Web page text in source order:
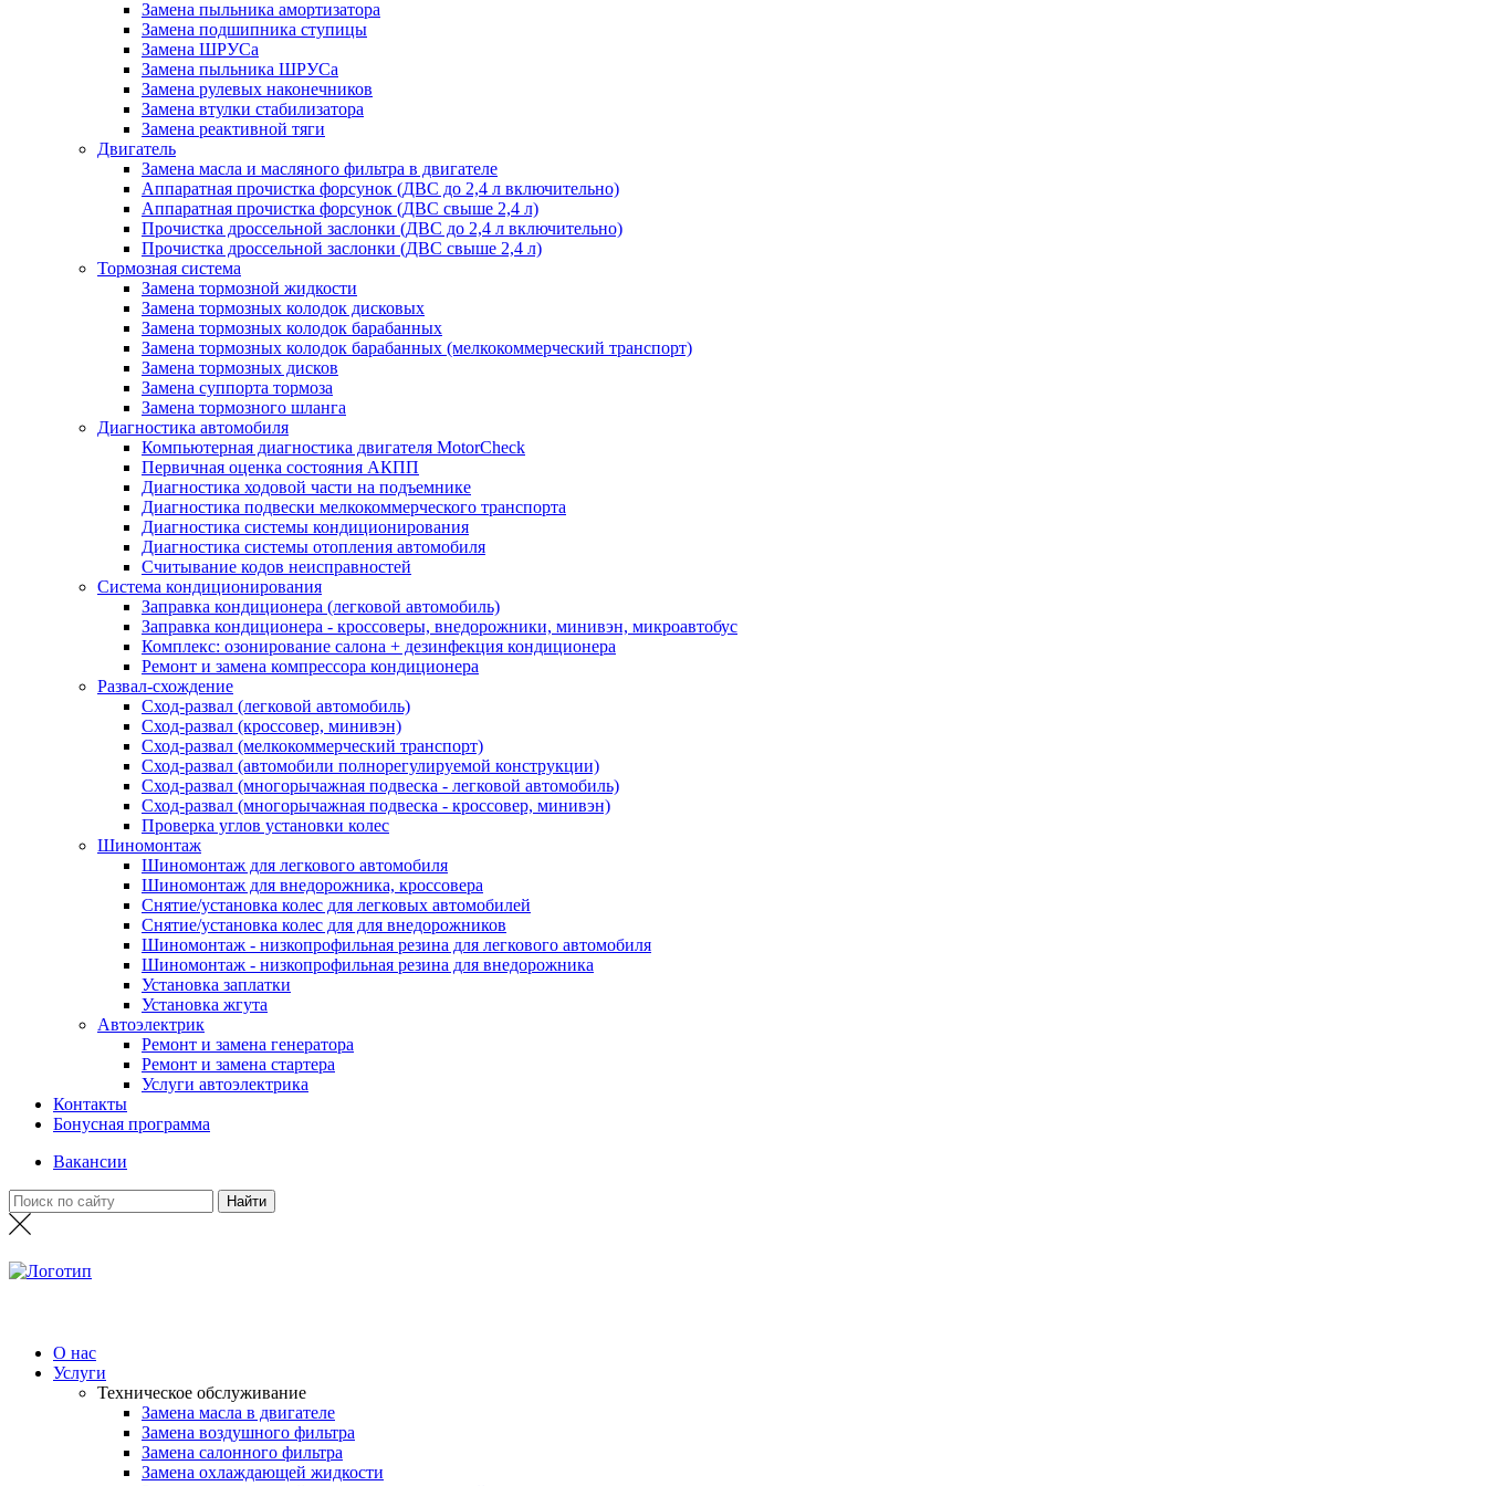
Замена пыльника амортизатора
Замена подшипника ступицы
Замена ШРУСа
Замена пыльника ШРУСа
Замена рулевых наконечников
Замена втулки стабилизатора
Замена реактивной тяги
Двигатель
Замена масла и масляного фильтра в двигателе
Аппаратная прочистка форсунок (ДВС до 2,4 л включительно)
Аппаратная прочистка форсунок (ДВС свыше 2,4 л)
Прочистка дроссельной заслонки (ДВС до 2,4 л включительно)
Прочистка дроссельной заслонки (ДВС свыше 2,4 л)
Тормозная система
Замена тормозной жидкости
Замена тормозных колодок дисковых
Замена тормозных колодок барабанных
Замена тормозных колодок барабанных (мелкокоммерческий транспорт)
Замена тормозных дисков
Замена суппорта тормоза
Замена тормозного шланга
Диагностика автомобиля
Компьютерная диагностика двигателя MotorCheсk
Первичная оценка состояния АКПП
Диагностика ходовой части на подъемнике
Диагностика подвески мелкокоммерческого транспорта
Диагностика системы кондиционирования
Диагностика системы отопления автомобиля
Считывание кодов неисправностей
Система кондиционирования
Заправка кондиционера (легковой автомобиль)
Заправка кондиционера - кроссоверы, внедорожники, минивэн, микроавтобус
Комплекс: озонирование салона + дезинфекция кондиционера
Ремонт и замена компрессора кондиционера
Развал-схождение
Сход-развал (легковой автомобиль)
Сход-развал (кроссовер, минивэн)
Сход-развал (мелкокоммерческий транспорт)
Сход-развал (автомобили полнорегулируемой конструкции)
Сход-развал (многорычажная подвеска - легковой автомобиль)
Сход-развал (многорычажная подвеска - кроссовер, минивэн)
Проверка углов установки колес
Шиномонтаж
Шиномонтаж для легкового автомобиля
Шиномонтаж для внедорожника, кроссовера
Снятие/установка колес для легковых автомобилей
Снятие/установка колес для для внедорожников
Шиномонтаж - низкопрофильная резина для легкового автомобиля
Шиномонтаж - низкопрофильная резина для внедорожника
Установка заплатки
Установка жгута
Автоэлектрик
Ремонт и замена генератора
Ремонт и замена стартера
Услуги автоэлектрика
Контакты
Бонусная программа
Вакансии
О нас
Услуги
Техническое обслуживание
Замена масла в двигателе
Замена воздушного фильтра
Замена салонного фильтра
Замена охлаждающей жидкости